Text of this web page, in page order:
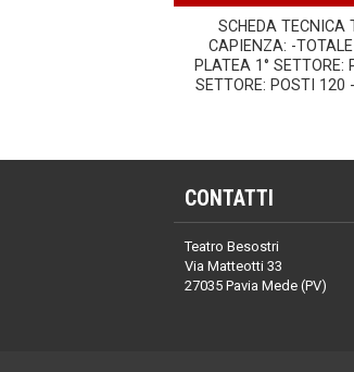
SCHEDA TECNICA
CAPIENZA: -
PLATEA 1° SETTORE:
SETTORE: POSTI 120
CONTATTI
Teatro Besostri
Via Matteotti 33
27035 Pavia Mede (PV)